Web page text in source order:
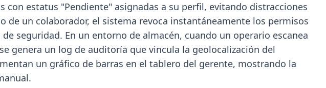
con estatus "Pendiente" asignadas a su perfil, evitando distracciones
un colaborador, el sistema revoca instantáneamente los permisos
seguridad. En un entorno de almacén, cuando un operario escanea
genera un log de auditoría que vincula la geolocalización del
un gráfico de barras en el tablero del gerente, mostrando la